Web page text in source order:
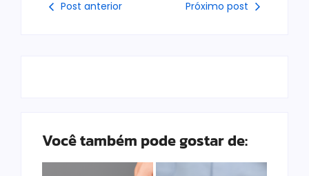
Post anterior Próximo post
Você também pode gostar de: